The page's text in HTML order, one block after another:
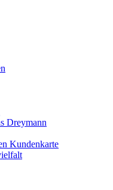
Dreymann
Kundenkarte